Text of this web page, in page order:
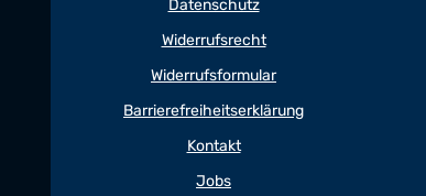
Datenschutz
Widerrufsrecht
Widerrufsformular
Barrierefreiheitserklärung
Kontakt
Jobs